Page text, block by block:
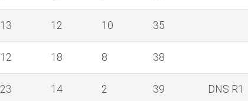
13 12 10 35
12 18 8 38
23 14 2 39 DNS R1